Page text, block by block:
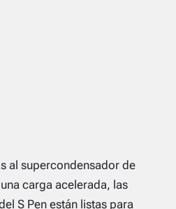
al supercondensador de
carga acelerada, las
S Pen están listas para